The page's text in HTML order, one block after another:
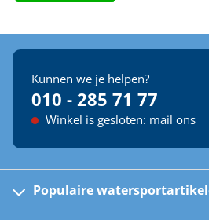
Kunnen we je helpen?
010 - 285 71 77
Winkel is gesloten: mail ons
Populaire